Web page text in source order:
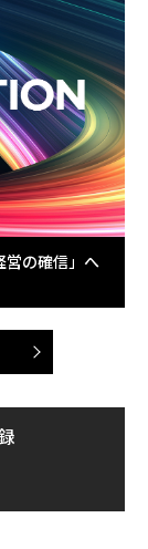
の確信」へ